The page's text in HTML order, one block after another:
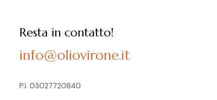
Resta in contatto!
info@oliovirone.it
P.I. 03027720840